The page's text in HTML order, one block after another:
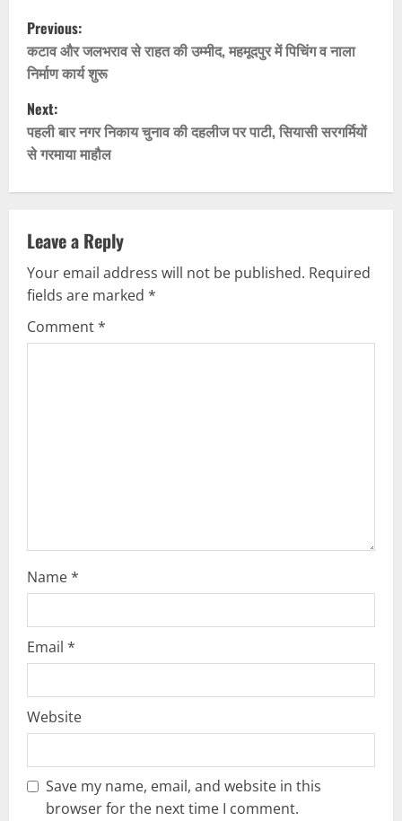
P
o
s
t
n
v
i
g
Previous:
कटाव और जलभराव से राहत की उम्मीद, महमूदपुर में पिचिंग व नाला
निर्माण कार्य शुरू
Next:
पहली बार नगर निकाय चुनाव की दहलीज पर पाटी, सियासी सरगर्मियों
से गरमाया माहौल
Leave a Reply
Your email address will not be published. Required
fields are marked *
Comment*
Name*
Email *
Website
Save my name, email, and website in this
browser for the next time I comment.